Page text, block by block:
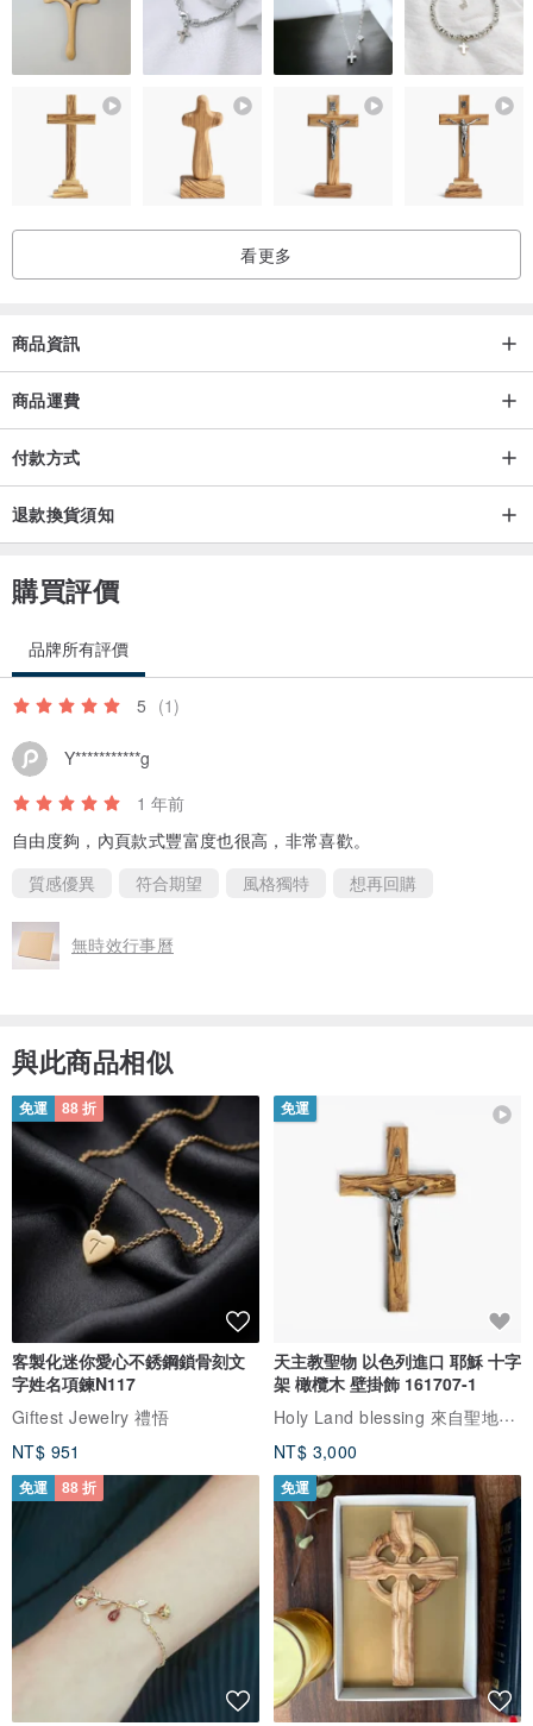
願望清單 ｜ Bucket List
‧ 上述標記處，依照12月份共重複12次
【品牌初衷】
希望透過設計，更符合人性，個人喜好，滿足不同手帳使用習慣，把
主角留給使用者自由創作。
✓簡約設計書寫空間極大化
【商品影片】
封 底：單素色-米灰色羊絨（低調刻印 ILLOOSION LOGO）
外 觀：環保PU皮革（符合美國加州65規範）
紙 質：80P 白道林紙
頁 數：96張（192頁）
厚 度：1cm
重 量：600g
書 口：圓角設計
設計師：台灣＋美國＋澳洲
產地：台灣
【內頁樣式及範例】
看更多
商品資訊
商品運費
付款方式
退款換貨須知
購買評價
品牌所有評價
5 (1)
Y***********g
1 年前
自由度夠，內頁款式豐富度也很高，非常喜歡。
質感優異
符合期望 風格獨特 想再回購
無時效行事曆
與此商品相似
免運 88 折
客製化迷你愛心不銹鋼鎖骨刻文
字姓名項鍊N117
Giftest Jewelry 禮悟
NT$ 951
免運
天主教聖物 以色列進口 耶穌 十字
架 橄欖木 壁掛飾 161707-1
Holy Land blessing 來自聖地的祝福
NT$ 3,000
免運 88 折 免運